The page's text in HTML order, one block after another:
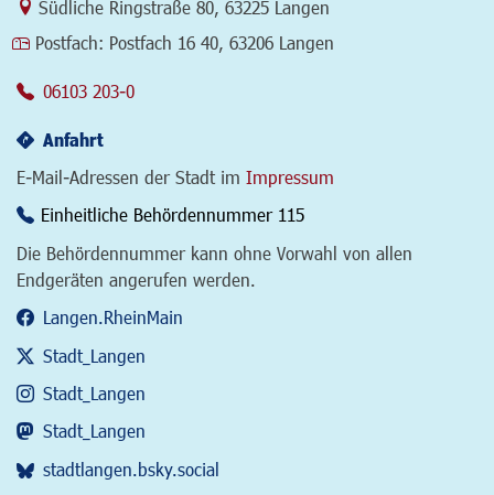
Link zur Google-Maps Navigation
Südliche Ringstraße 80 63225 Langen
Postfach: Postfach 16 40, 63206 Langen
06103 203-0
Anfahrt
E-Mail-Adressen der Stadt im Impressum
Einheitliche Behördennummer 115
Die Behördennummer kann ohne Vorwahl von allen
Endgeräten angerufen werden.
Langen.RheinMain
Stadt_Langen
Stadt_Langen
Stadt_Langen
stadtlangen.bsky.social